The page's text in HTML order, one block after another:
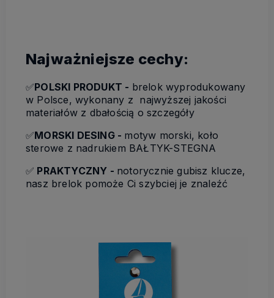
Najważniejsze cechy:
✅POLSKI PRODUKT - brelok wyprodukowany
w Polsce, wykonany z najwyższej jakości
materiałów z dbałością o szczegóły
✅MORSKI DESING - motyw morski, koło
sterowe z nadrukiem BAŁTYK-STEGNA
✅ PRAKTYCZNY - notorycznie gubisz klucze,
nasz brelok pomoże Ci szybciej je znaleźć